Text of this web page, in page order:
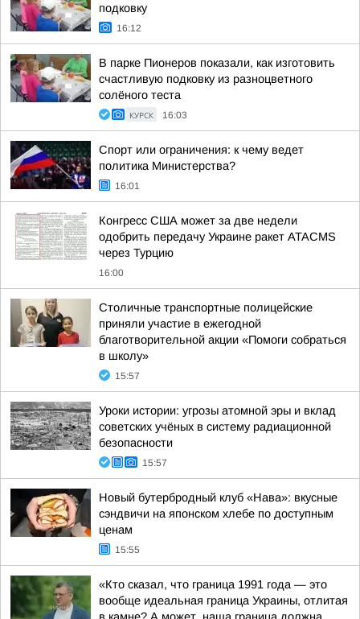
подковку
16:12
В парке Пионеров показали, как изготовить
счастливую подковку из разноцветного
солёного теста
КУРСК 16:03
Спорт или ограничения: к чему ведет
политика Министерства?
16:01
Конгресс США может за две недели
одобрить передачу Украине ракет ATACMS
через Турцию
16:00
Столичные транспортные полицейские
приняли участие в ежегодной
благотворительной акции «Помоги собраться
в школу»
15:57
Уроки истории: угрозы атомной эры и вклад
советских учёных в систему радиационной
безопасности
15:57
Новый бутербродный клуб «Нава»: вкусные
сэндвичи на японском хлебе по доступным
ценам
15:55
«Кто сказал, что граница 1991 года — это
вообще идеальная граница Украины, отлитая